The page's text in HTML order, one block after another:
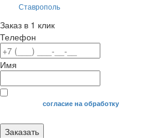
Ставрополь
Заказ в 1 клик
Телефон
Имя
Я даю своесогласие на обработку
Заказать